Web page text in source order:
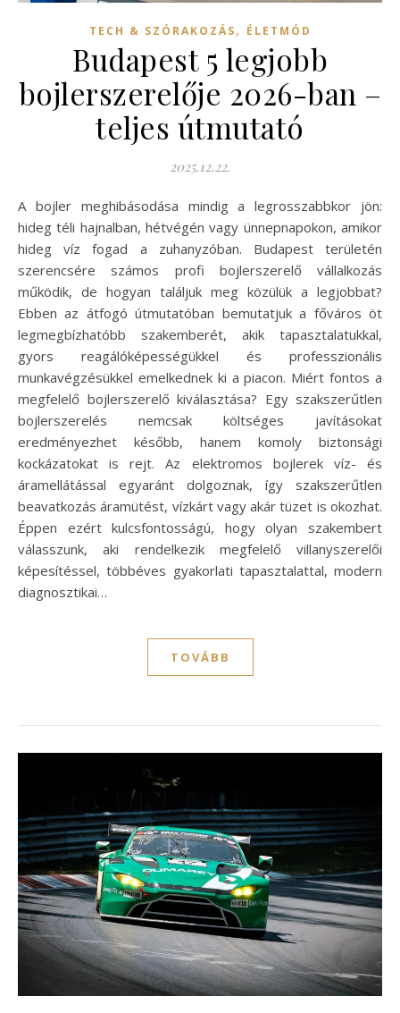
TECH & SZÓRAKOZÁS, ÉLETMÓD
Budapest 5 legjobb
bojlerszerelője 2026-ban –
teljes útmutató
2025.12.22.
A bojler meghibásodása mindig a legrosszabbkor jön:
hideg téli hajnalban, hétvégén vagy ünnepnapokon, amikor
hideg víz fogad a zuhanyzóban. Budapest területén
szerencsére számos profi bojlerszerelő vállalkozás
működik, de hogyan találjuk meg közülük a legjobbat?
Ebben az átfogó útmutatóban bemutatjuk a főváros öt
legmegbízhatóbb szakemberét, akik tapasztalatukkal,
gyors reagálóképességükkel és professzionális
munkavégzésükkel emelkednek ki a piacon. Miért fontos a
megfelelő bojlerszerelő kiválasztása? Egy szakszerűtlen
bojlerszerelés nemcsak költséges javításokat
eredményezhet később, hanem komoly biztonsági
kockázatokat is rejt. Az elektromos bojlerek víz- és
áramellátással egyaránt dolgoznak, így szakszerűtlen
beavatkozás áramütést, vízkárt vagy akár tüzet is okozhat.
Éppen ezért kulcsfontosságú, hogy olyan szakembert
válasszunk, aki rendelkezik megfelelő villanyszerelői
képesítéssel, többéves gyakorlati tapasztalattal, modern
diagnosztikai…
TOVÁBB